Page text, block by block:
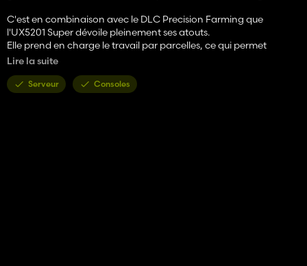
C'est en combinaison avec le DLC Precision Farming que
l'UX5201 Super dévoile pleinement ses atouts.
Elle prend en charge le travail par parcelles, ce qui permet
d'épandre les engrais et les produits phytosanitaires de manière
De plus, elle bénéficie d'un désherbage sélectif, qui ne traite que
les zones réellement touchées.
Lire la suite
Serveur Consoles